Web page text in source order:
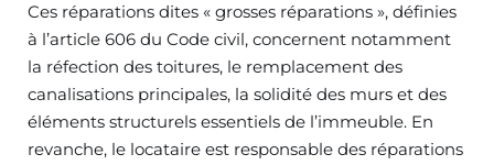
Ces réparations dites « grosses réparations », définies
à l’article 606 du Code civil, concernent notamment
la réfection des toitures, le remplacement des
canalisations principales, la solidité des murs et des
éléments structurels essentiels de l’immeuble. En
revanche, le locataire est responsable des réparations